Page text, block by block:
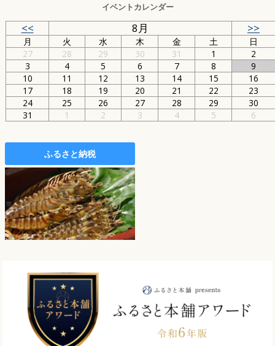
イベントカレンダー
<< 8月 >>
月 火 水 木 金 土
日
27
28 29 30 31 1
2
3
4 5 6 7 8
9
10
11 12 13 14 15
16
17
18 19 20 21 22
23
24
25 26 27 28 29
30
31
1 2 3 4 5 6
ふるさと納税